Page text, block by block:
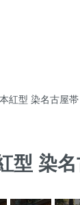
紅型 染名古屋帯
型 染